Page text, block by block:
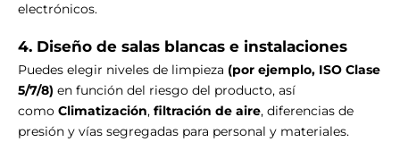
electrónicos.
4. Diseño de salas blancas e instalaciones
Puedes elegir niveles de limpieza (por ejemplo, ISO Clase
5/7/8) en función del riesgo del producto, así
como Climatización, filtración de aire, diferencias de
presión y vías segregadas para personal y materiales.